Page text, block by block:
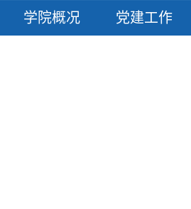
学院概况 党建工作